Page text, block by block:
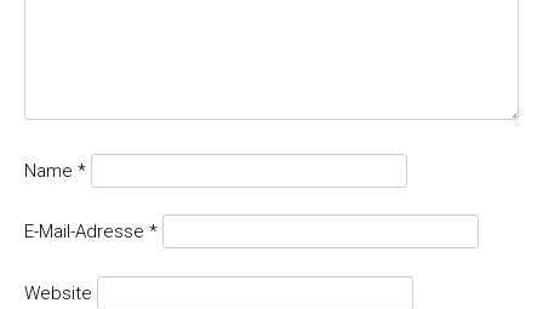
Name *
E-Mail-Adresse *
Website